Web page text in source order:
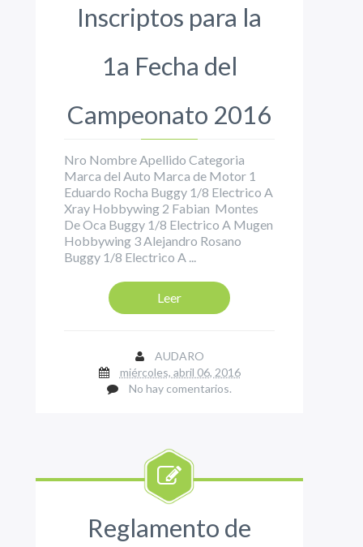
Inscriptos para la
1a Fecha del
Campeonato 2016
Nro Nombre Apellido Categoria
Marca del Auto Marca de Motor 1
Eduardo Rocha Buggy 1/8 Electrico A
Xray Hobbywing 2 Fabian Montes
De Oca Buggy 1/8 Electrico A Mugen
Hobbywing 3 Alejandro Rosano
Buggy 1/8 Electrico A ...
Leer
AUDARO
miércoles, abril 06, 2016
No hay comentarios.
Reglamento de